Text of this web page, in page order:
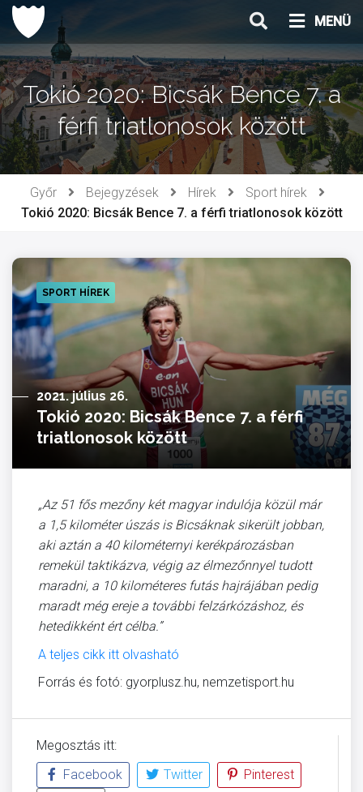
Ugrás
tartalomhoz
MENÜ
Tokió 2020: Bicsák Bence 7. a
férfi triatlonosok között
Győr Bejegyzések Hírek
Sport hírek
Tokió 2020: Bicsák Bence 7. a férfi triatlonosok között
SPORT HÍREK
2021. július 26.
Tokió 2020: Bicsák Bence 7. a férfi
triatlonosok között
„Az 51 fős mezőny két magyar indulója közül már
a 1,5 kilométer úszás is Bicsáknak sikerült jobban,
aki aztán a 40 kilométernyi kerékpározásban
remekül taktikázva, végig az élmezőnnyel tudott
maradni, a 10 kilométeres futás hajrájában pedig
maradt még ereje a további felzárkózáshoz, és
hetedikként ért célba.”
A teljes cikk itt olvasható
Forrás és fotó: gyorplusz.hu, nemzetisport.hu
Megosztás itt:
Facebook
Twitter
Pinterest